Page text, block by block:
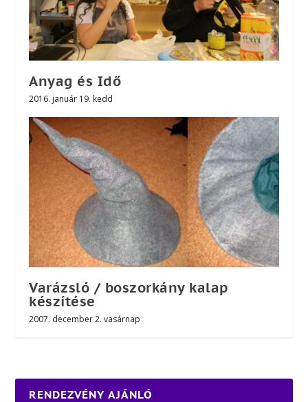
Anyag és Idő
2016. január 19. kedd
Varázsló / boszorkány kalap
készítése
2007. december 2. vasárnap
RENDEZVÉNY AJÁNLÓ